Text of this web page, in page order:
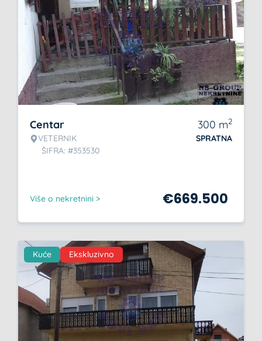
Centar
VETERNIK
ŠIFRA: #353530
300 m2
SPRATNA
Više o nekretnini > €669.500
Kuće Ekskluzivno